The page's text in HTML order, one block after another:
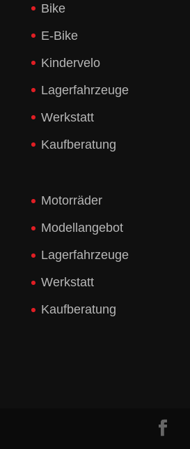
Bike
E-Bike
Kindervelo
Lagerfahrzeuge
Werkstatt
Kaufberatung
Motorräder
Modellangebot
Lagerfahrzeuge
Werkstatt
Kaufberatung